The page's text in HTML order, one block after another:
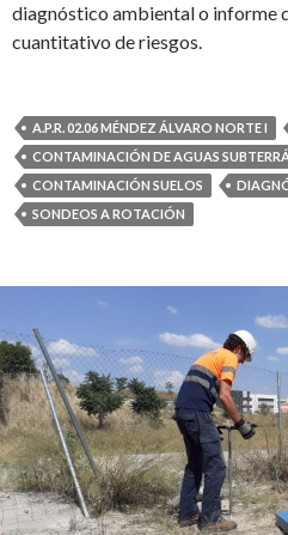
diagnóstico ambiental o informe
cuantitativo de riesgos.
A.P.R. 02.06 MÉNDEZ ÁLVARO NORTE I
CONTAMINACIÓN DE AGUAS
CONTAMINACIÓN SUELOS
SONDEOS A ROTACIÓN